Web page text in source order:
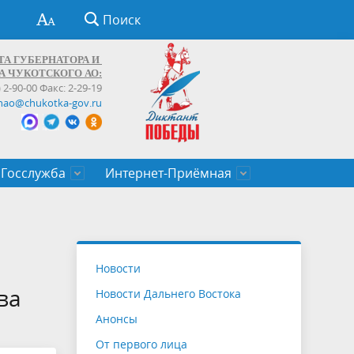
Поиск
ГУБЕРНАТОРА И
ЧУКОТСКОГО АО:
2-90-00 Факс: 2-29-19
gov.ru
Госслужба
служащих Чукотского автономного
Интернет-Приёмная
Новости
Новости Дальнего Востока
Анонсы
От первого лица